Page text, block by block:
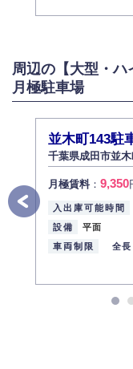
周辺の【大型・ハ
月極駐車場
並木町143駐
千葉県成田市並
月極賃料： 9,350
入出庫可能時間
設備
平面
車両制限
全